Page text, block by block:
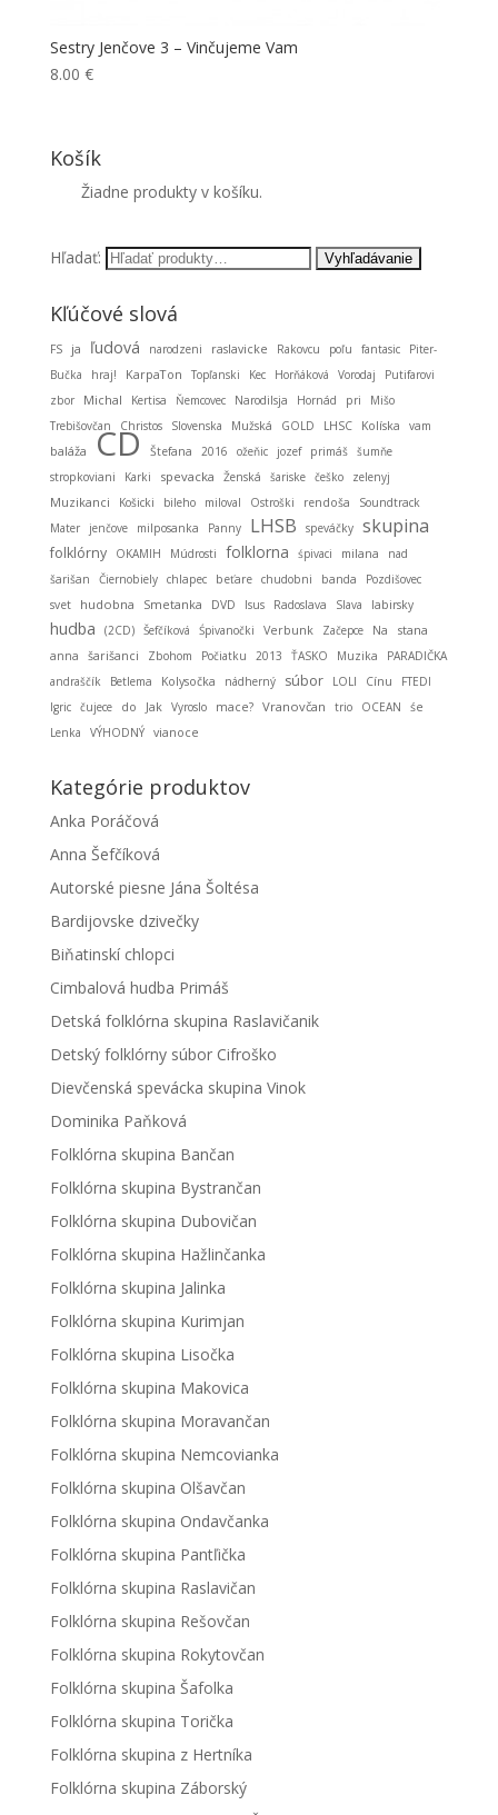
Sestry Jenčove 3 – Vinčujeme Vam
8.00 €
Košík
Žiadne produkty v košíku.
Hľadať:
Kľúčové slová
FS ja ľudová narodzeni raslavicke Rakovcu poľu fantasic
Piter-
Bučka
hraj! KarpaTon Topľanski Kec Horňáková Vorodaj
Putifarovi
zbor
Michal Kertisa Ňemcovec Narodilsja Hornád pri
Mišo
Trebišovčan
Christos Slovenska Mužská GOLD LHSC Kolíska vam
baláža CD Štefana 2016 ožeňic jozef primáš šumňe
stropkoviani
Karki spevacka Ženská šariske češko zelenyj
Muzikanci Košicki bileho miloval Ostroški rendoša
Soundtrack
Mater
jenčove milposanka Panny LHSB speváčky skupina
folklórny OKAMIH Múdrosti folklorna śpivaci milana
nad
šarišan
Čiernobiely chlapec beťare chudobni banda
Pozdišovec
svet
hudobna Smetanka DVD Isus Radoslava Slava labirsky
hudba (2CD) Šefčíková Śpivanočki Verbunk Začepce Na stana
anna šarišanci Zbohom Počiatku 2013 ŤASKO Muzika
PARADIČKA
andraščík
Betlema Kolysočka nádherný súbor LOLI Cínu
FTEDI
Igric čujece do Jak Vyroslo mace? Vranovčan trio OCEAN
śe
Lenka
VÝHODNÝ vianoce
Kategórie produktov
Anka Poráčová
Anna Šefčíková
Autorské piesne Jána Šoltésa
Bardijovske dzivečky
Biňatinskí chlopci
Cimbalová hudba Primáš
Detská folklórna skupina Raslavičanik
Detský folklórny súbor Cifroško
Dievčenská spevácka skupina Vinok
Dominika Paňková
Folklórna skupina Bančan
Folklórna skupina Bystrančan
Folklórna skupina Dubovičan
Folklórna skupina Hažlinčanka
Folklórna skupina Jalinka
Folklórna skupina Kurimjan
Folklórna skupina Lisočka
Folklórna skupina Makovica
Folklórna skupina Moravančan
Folklórna skupina Nemcovianka
Folklórna skupina Olšavčan
Folklórna skupina Ondavčanka
Folklórna skupina Pantľička
Folklórna skupina Raslavičan
Folklórna skupina Rešovčan
Folklórna skupina Rokytovčan
Folklórna skupina Šafolka
Folklórna skupina Torička
Folklórna skupina z Hertníka
Folklórna skupina Záborský